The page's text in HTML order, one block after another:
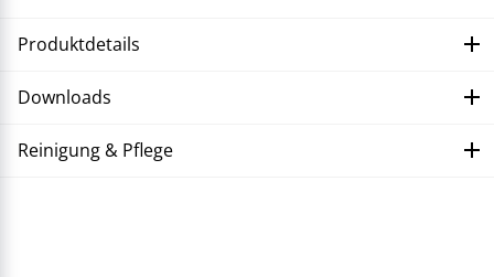
Produktdetails
Downloads
Reinigung & Pflege